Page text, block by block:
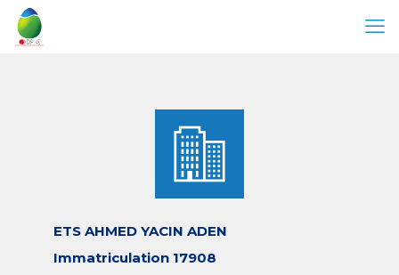
ETS AHMED YACIN ADEN
Immatriculation 17908